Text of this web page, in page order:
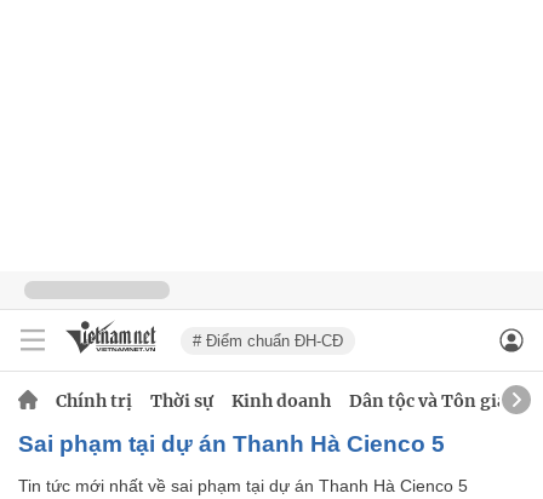
# Điểm chuẩn ĐH-CĐ
Chính trị Thời sự Kinh doanh Dân tộc và Tôn giáo
sai phạm tại dự án Thanh Hà Cienco 5
Tin tức mới nhất về sai phạm tại dự án Thanh Hà Cienco 5